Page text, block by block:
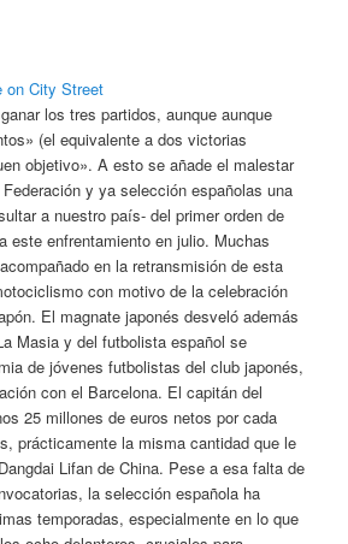
los tres partidos, aunque aunque
(el equivalente a dos victorias
objetivo». A esto se añade el malestar
y ya selección españolas una
a nuestro país- del primer orden de
este enfrentamiento en julio. Muchas
en la retransmisión de esta
con motivo de la celebración
El magnate japonés desveló además
Masia y del futbolista español se
de jóvenes futbolistas del club japonés,
con el Barcelona. El capitán del
25 millones de euros netos por cada
prácticamente la misma cantidad que le
Lifan de China. Pese a esa falta de
la selección española ha
temporadas, especialmente en lo que